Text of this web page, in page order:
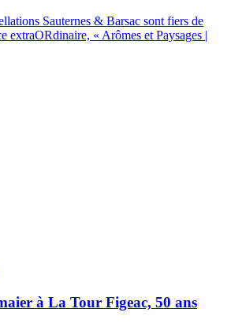
Sauternes & Barsac sont fiers de
extraORdinaire, « Arômes et Paysages |
à La Tour Figeac, 50 ans